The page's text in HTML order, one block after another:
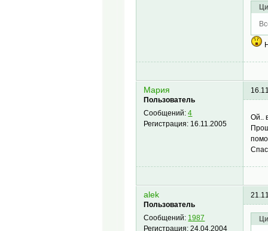
Мария
Пользователь
Сообщений:4
Регистрация: 16.11.2005
Ой..
alek
Пользователь
Сообщений: 1987
Регистрация:24.04.2004